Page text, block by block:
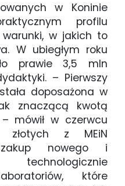
w Koninie
profilu
w jakich to
W ubiegłym roku
prawie 3,5 mln
– Pierwszy
doposażona w
znaczącą kwotą
mówił w czerwcu
złotych z MEiN
nowego i
technologicznie
które